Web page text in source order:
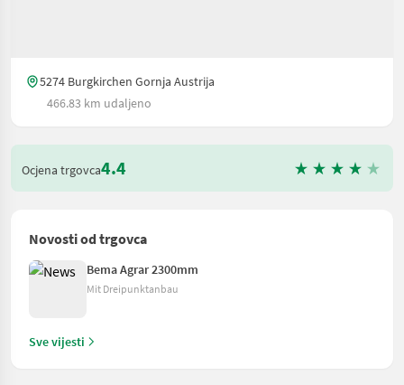
5274 Burgkirchen Gornja Austrija
466.83 km udaljeno
Ocjena trgovca4.4
Novosti od trgovca
Bema Agrar 2300mm
Mit Dreipunktanbau
Sve vijesti